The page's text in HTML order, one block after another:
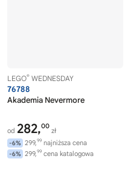
LEGO® WEDNESDAY
76788
Akademia Nevermore
od 282,00
zł
-6% 299,99 najniższa cena
-6% 299,99 cena katalogowa